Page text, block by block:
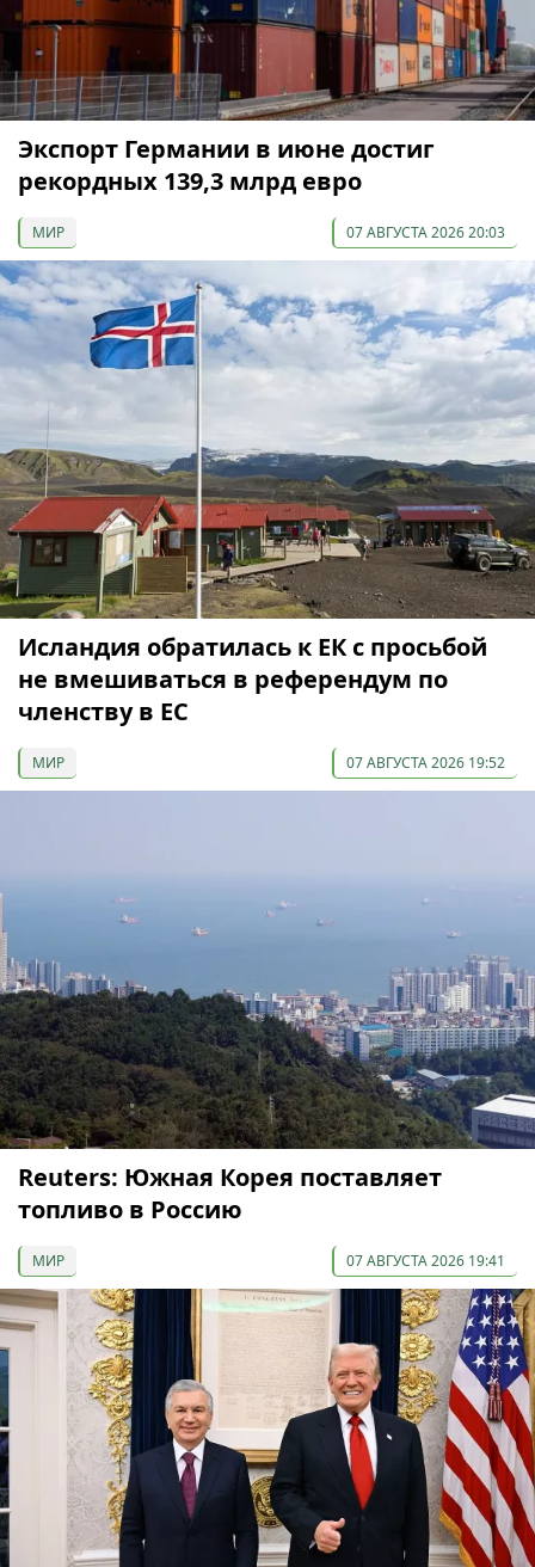
Экспорт Германии в июне достиг
рекордных 139,3 млрд евро
МИР 07 АВГУСТА 2026 20:03
Исландия обратилась к ЕК с просьбой
не вмешиваться в референдум по
членству в ЕС
МИР 07 АВГУСТА 2026 19:52
Reuters: Южная Корея поставляет
топливо в Россию
МИР 07 АВГУСТА 2026 19:41